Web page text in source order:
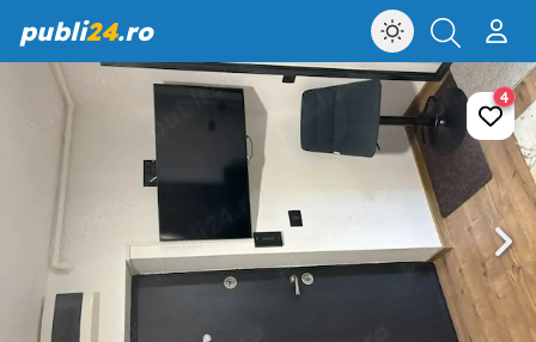
publi24.ro
4